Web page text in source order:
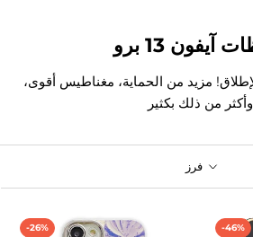
آيفون 13 برو
مزيد من الحماية، مغناطيس أقوى،
فرز
-26% -46%